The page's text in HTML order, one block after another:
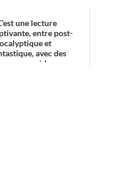
une lecture
entre post-
et
avec des
à la